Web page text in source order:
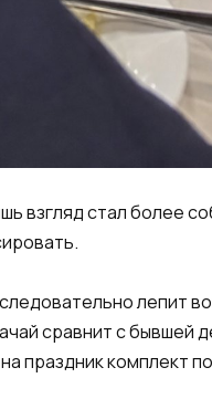
взгляд стал более
лепит
сравнит с бывшей
праздник комплект